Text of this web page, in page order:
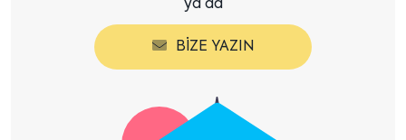
ya da
BIZE YAZIN